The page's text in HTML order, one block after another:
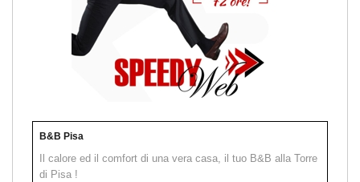
B&B Pisa
Il calore ed il comfort di una vera casa, il tuo B&B alla Torre
di Pisa !